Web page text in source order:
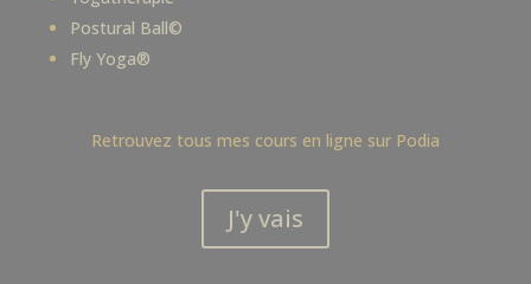
Postural Ball©
Fly Yoga®
Retrouvez tous mes cours en ligne sur Podia
J'y vais